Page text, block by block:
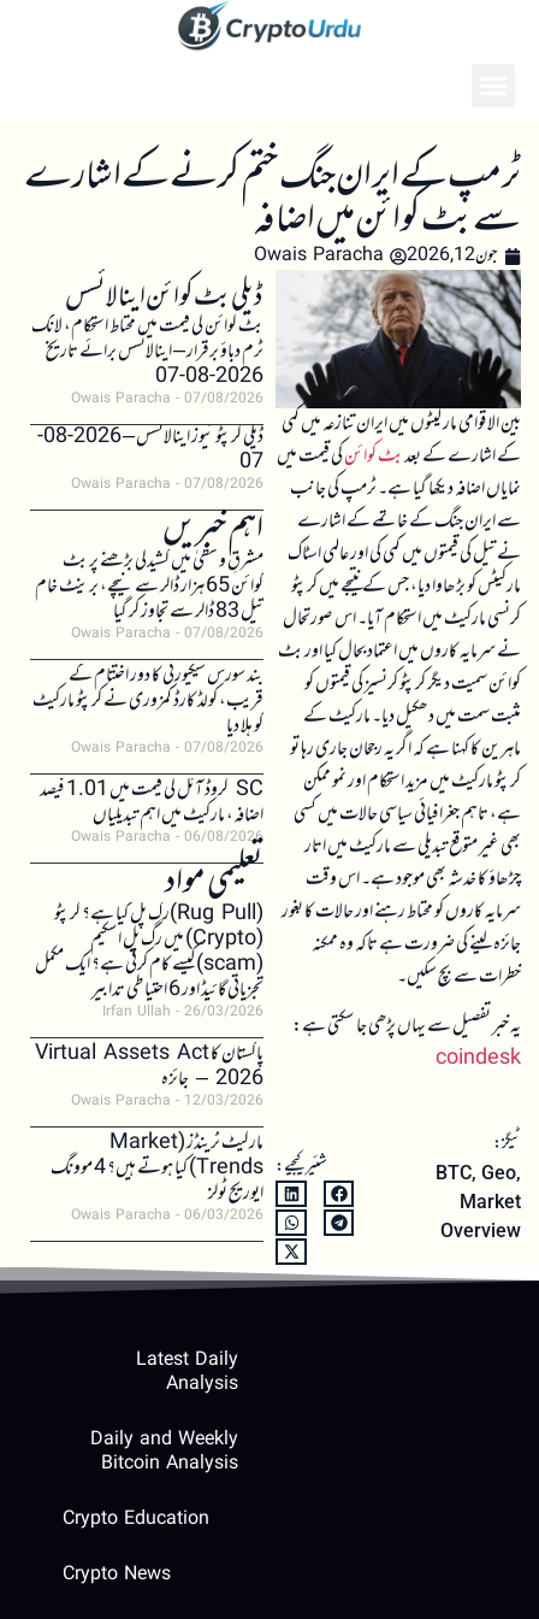
ٹرمپ کے ایران جنگ ختم کرنے کے اشارے
سے بٹ کوائن میں اضافہ
جون 12, 2026 Owais Paracha
بین الاقوامی مارکیٹوں میں ایران تنازعہ میں کمی
کے اشارے کے بعدبٹ کوائنکی قیمت میں
نمایاں اضافہ دیکھا گیا ہے۔ ٹرمپ کی جانب
سے ایران جنگ کے خاتمے کے اشارے
نے تیل کی قیمتوں میں کمی کی اور عالمی اسٹاک
مارکیٹس کو بڑھاوا دیا، جس کے نتیجے میں کرپٹو
کرنسی مارکیٹ میں استحکام آیا۔ اس صورتحال
نے سرمایہ کاروں میں اعتماد بحال کیا اور بٹ
کوائن سمیت دیگر کرپٹو کرنسیز کی قیمتوں کو
مثبت سمت میں دھکیل دیا۔ مارکیٹ کے
ماہرین کا کہنا ہے کہ اگر یہ رجحان جاری رہا تو
کرپٹو مارکیٹ میں مزید استحکام اور نمو ممکن
ہے، تاہم جغرافیائی سیاسی حالات میں کسی
بھی غیر متوقع تبدیلی سے مارکیٹ میں اتار
چڑھاؤ کا خدشہ بھی موجود ہے۔ اس وقت
سرمایہ کاروں کو محتاط رہنے اور حالات کا بغور
جائزہ لینے کی ضرورت ہے تاکہ وہ ممکنہ
خطرات سے بچ سکیں۔
یہ خبر تفصیل سے یہاں پڑھی جا سکتی ہے:
coindesk
ٹیگز:
BTC, Geo,
Market
Overview
شئیر کیجیے:
ڈیلی بٹ کوائن اینالائسس
بٹ کوائن کی قیمت میں محتاط استحکام، لانگ
ٹرم دباؤ برقرار – اینالائسس برائے تاریخ
2026-08-07
Owais Paracha 07/08/2026
ڈیلی کرپٹو نیوز اینالائسس – 2026-08-
07
Owais Paracha 07/08/2026
اہم خبریں
مشرقِ وسطیٰ میں کشیدگی بڑھنے پر بٹ
کوائن 65 ہزار ڈالر سے نیچے، برینٹ خام
تیل 83 ڈالر سے تجاوز کر گیا
Owais Paracha 07/08/2026
بند سورس سیکیورٹی کا دور اختتام کے
قریب، کولڈ کارڈ کمزوری نے کرپٹو مارکیٹ
کو ہلا دیا
Owais Paracha 07/08/2026
SC کروڈ آئل کی قیمت میں 1.01 فیصد
اضافہ، مارکیٹ میں اہم تبدیلیاں
Owais Paracha 06/08/2026
تعلیمی مواد(Rug Pull)رگ پل کیا ہے؟ کرپٹو
(Crypto) میں رگ پل اسکیم
(scam)کیسے کام کرتی ہے؟ ایک مکمل
تجزیاتی گائیڈ اور 6 احتیاطی تدابیر
Irfan Ullah 26/03/2026
پاکستان کا Virtual Assets Act
2026 – جائزہ
Owais Paracha 12/03/2026
مارکیٹ ٹرینڈز (Market
Trends) کیا ہوتے ہیں؟ 4 موونگ
ایوریج ٹولز
Owais Paracha 06/03/2026
Latest Daily
Analysis
Daily and Weekly
Bitcoin Analysis
Crypto Education
Crypto News